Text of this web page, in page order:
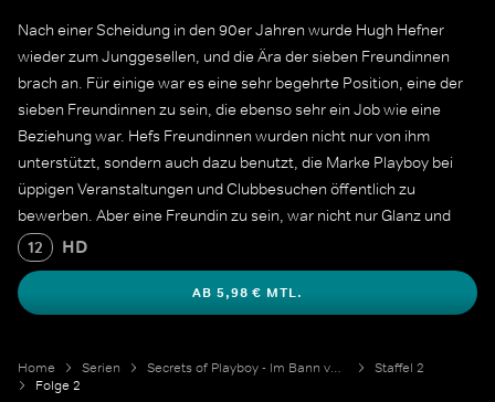
Nach einer Scheidung in den 90er Jahren wurde Hugh Hefner
wieder zum Junggesellen, und die Ära der sieben Freundinnen
brach an. Für einige war es eine sehr begehrte Position, eine der
sieben Freundinnen zu sein, die ebenso sehr ein Job wie eine
Beziehung war. Hefs Freundinnen wurden nicht nur von ihm
unterstützt, sondern auch dazu benutzt, die Marke Playboy bei
üppigen Veranstaltungen und Clubbesuchen öffentlich zu
bewerben. Aber eine Freundin zu sein, war nicht nur Glanz und
Glamour. Das innere Drama, das sich zwischen den Freundinnen
abspielte, wurde auf der öffentlichen Bühne ausgetragen.
12 HD
AB 5,98 € MTL.
Home Serien Secrets of Playboy - Im Bann von Hugh Hefner
Staffel 2
Folge 2